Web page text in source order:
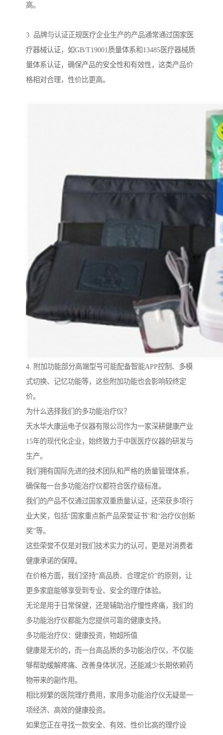
高。
3. 品牌与认证正规医疗企业生产的产品通常通过国家医
疗器械认证，如GB/T19001质量体系和13485医疗器械质
量体系认证，确保产品的安全性和有效性，这类产品价
格相对合理，性价比更高。
4. 附加功能部分高端型号可能配备智能APP控制、多模
式切换、记忆功能等，这些附加功能也会影响较终定
价。
为什么选择我们的多功能治疗仪？
天水华大康运电子仪器有限公司作为一家深耕健康产业
15年的现代化企业，始终致力于中医医疗仪器的研发与
生产。
我们拥有国际先进的技术团队和严格的质量管理体系，
确保每一台多功能治疗仪都符合医疗级标准。
我们的产品不仅通过国家双重质量认证，还荣获多项行
业大奖，包括“国家重点新产品荣誉证书”和“治疗仪创新
奖”等。
这些荣誉不仅是对我们技术实力的认可，更是对消费者
健康承诺的保障。
在价格方面，我们坚持“高品质、合理定价”的原则，让
更多家庭能够享受到专业、安全的理疗体验。
无论是用于日常保健，还是辅助治疗慢性疼痛，我们的
多功能治疗仪都能为您提供可靠的健康支持。
多功能治疗仪：健康投资，物超所值
健康是无价的，而一台高品质的多功能治疗仪，不仅能
够帮助缓解疼痛、改善身体状况，还能减少长期依赖药
物带来的副作用。
相比频繁的医院理疗费用，家用多功能治疗仪无疑是一
项经济、高效的健康投资。
如果您正在寻找一款安全、有效、性价比高的理疗设